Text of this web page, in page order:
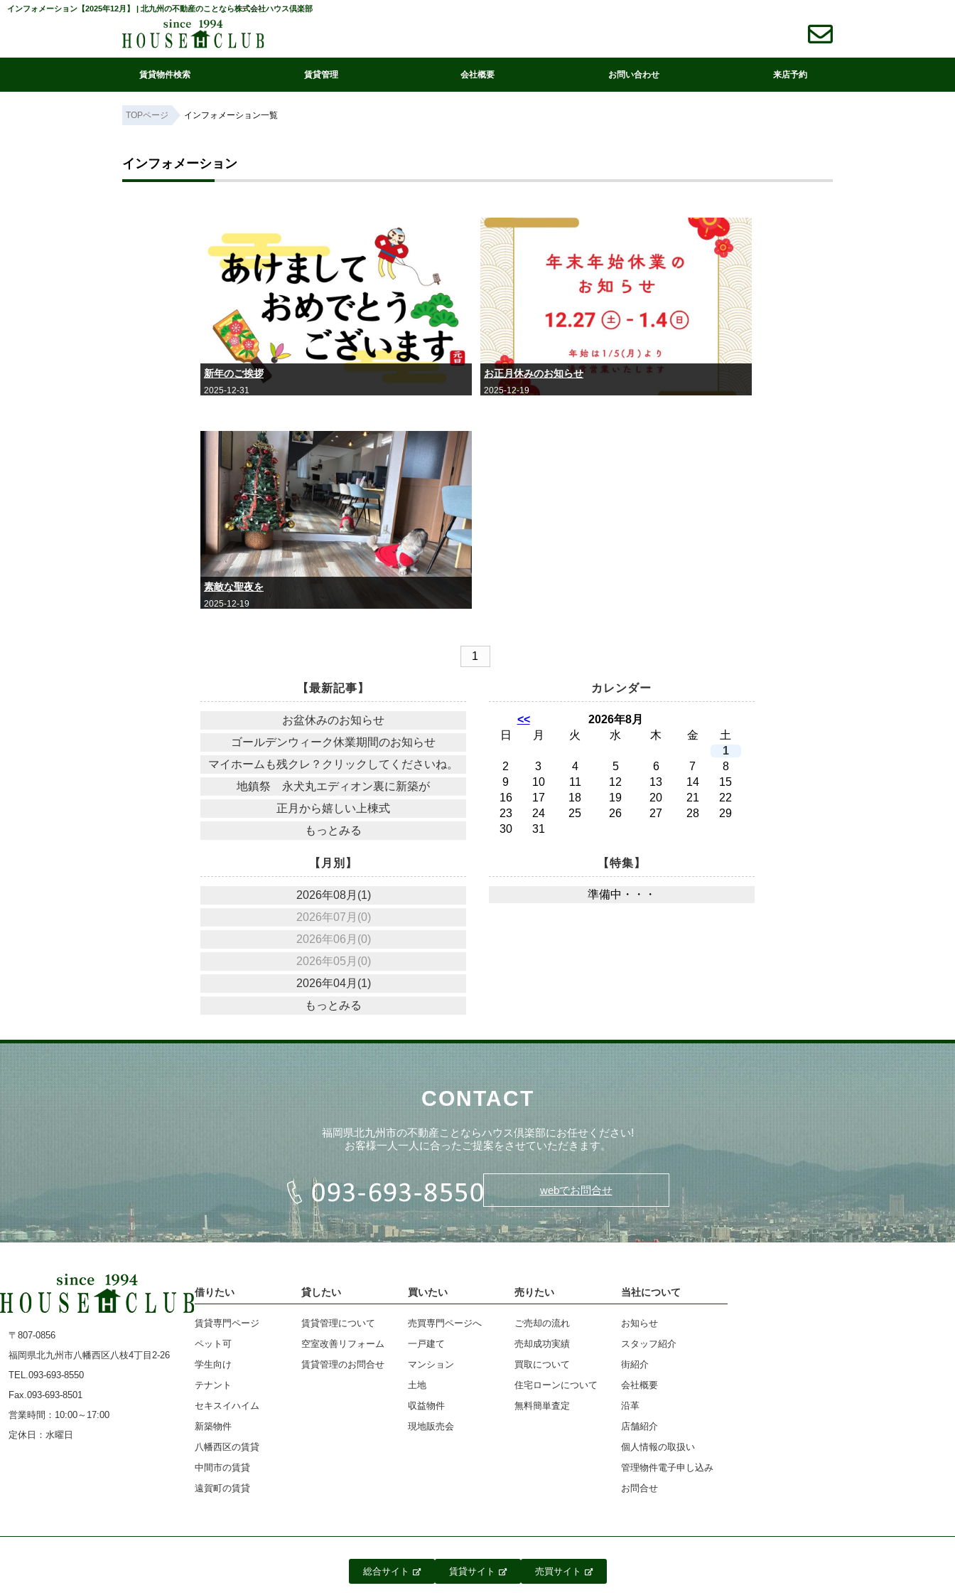
インフォメーション【2025年12月】 | 北九州の不動産のことなら株式会社ハウス倶楽部
賃貸物件検索
条件検索
お気に入り
閲覧履歴
マイ条件リスト
賃貸管理 会社概要 お問い合わせ 来店予約
TOPページ インフォメーション一覧
インフォメーション
新年のご挨拶
2025-12-31
お正月休みのお知らせ
2025-12-19
素敵な聖夜を
2025-12-19
1
【最新記事】
お盆休みのお知らせ
ゴールデンウィーク休業期間のお知らせ
マイホームも残クレ？クリックしてくださいね。
地鎮祭 永犬丸エディオン裏に新築が
正月から嬉しい上棟式
もっとみる
カレンダー
<<
2026年8月
日
月 火 水 木 金
土
1
2
3 4 5 6 7
8
9
10 11 12 13 14
15
16
17 18 19 20 21
22
23
24 25 26 27 28
29
30
31
【月別】
2026年08月(1)
2026年07月(0)
2026年06月(0)
2026年05月(0)
2026年04月(1)
もっとみる
【特集】
準備中・・・
CONTACT
福岡県北九州市の不動産ことならハウス倶楽部にお任せください!
お客様一人一人に合ったご提案をさせていただきます。
webでお問合せ
〒807-0856
福岡県北九州市八幡西区八枝4丁目2-26
TEL.093-693-8550
Fax.093-693-8501
営業時間：10:00～17:00
定休日：水曜日
借りたい
賃貸専門ページ
ペット可
学生向け
テナント
セキスイハイム
新築物件
八幡西区の賃貸
中間市の賃貸
遠賀町の賃貸
貸したい
賃貸管理について
空室改善リフォーム
賃貸管理のお問合せ
買いたい
売買専門ページへ
一戸建て
マンション
土地
収益物件
現地販売会
売りたい
ご売却の流れ
売却成功実績
買取について
住宅ローンについて
無料簡単査定
当社について
お知らせ
スタッフ紹介
街紹介
会社概要
沿革
店舗紹介
個人情報の取扱い
管理物件電子申し込み
お問合せ
総合サイト 賃貸サイト 売買サイト